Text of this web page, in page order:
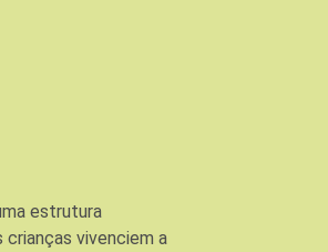
estrutura
crianças vivenciem a